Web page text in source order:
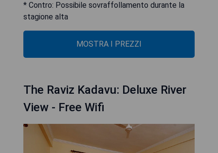
* Contro: Possibile sovraffollamento durante la
stagione alta
MOSTRA I PREZZI
The Raviz Kadavu: Deluxe River
View - Free Wifi